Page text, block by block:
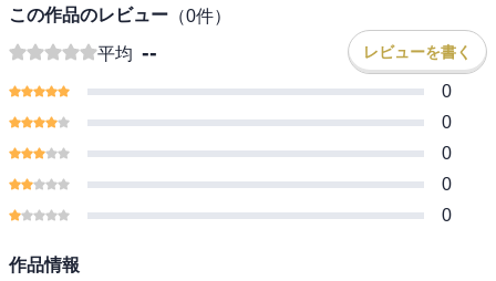
災」（ポプラ社）などがある。今回はさらに、幹部の内面まで描こ
うと試みた。２０１４年は自衛隊創設60年の節目の年にあたり、連
載のストーリーはたんに特異事案を発掘するだけではなく、自衛隊
の来歴や自衛官の意識にまで迫る。それは＜日本人とミリタリー＞
りしも日本の安保政策の大転換となる安倍政権の集団的自衛権論議
が始まった。筆者による同論議を視野に入れた「あとがき」や７月
１日の閣議決定翌日紙面に掲載された署名記事も添付した。
この作品のレビュー （0件）
平均 -- レビューを書く
0
0
0
0
0
作品情報